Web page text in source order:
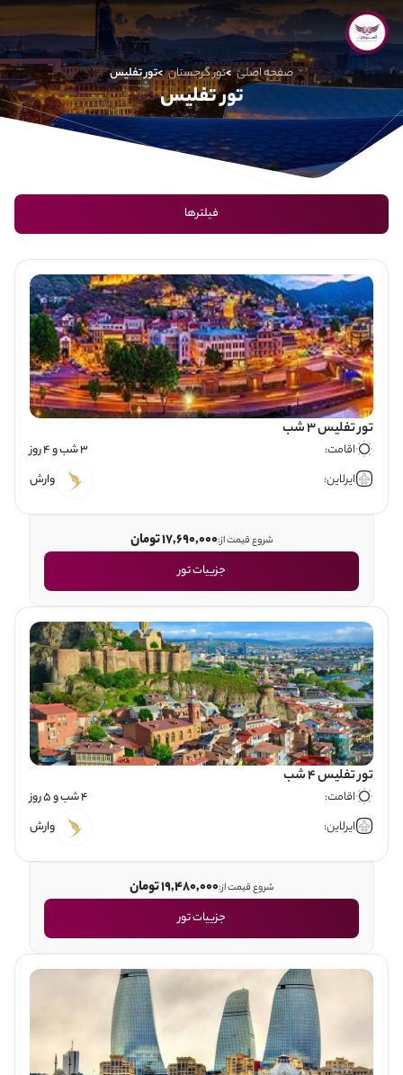
صفحه اصلی تور گرجستان تور تفلیس
تور تفلیس
فیلترها
تور تفلیس 3 شب
اقامت:
3 شب و 4 روز
ایرلاین:
وارش
شروع قیمت از:17,690,000 تومان
جزییات تور
تور تفلیس 4 شب
اقامت:
4 شب و 5 روز
ایرلاین:
وارش
شروع قیمت از:19,480,000 تومان
جزییات تور